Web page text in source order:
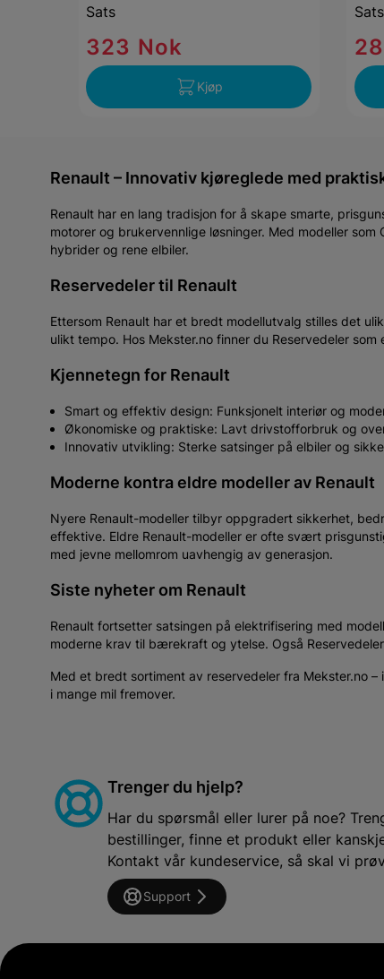
Sats
323 Nok
Kjøp
Sats
Renault – Innovativ kjøreglede med
Renault har en lang tradisjon for å skape smarte,
motorer og brukervennlige løsninger. Med modeller
hybrider og rene elbiler.
Reservedeler til Renault
Ettersom Renault har et bredt modellutvalg stilles det
ulikt tempo. Hos Mekster.no finner du Reservedeler
Kjennetegn for Renault
Smart og effektiv design: Funksjonelt interiør og
Økonomiske og praktiske: Lavt drivstofforbruk og
Innovativ utvikling: Sterke satsinger på elbiler og
Moderne kontra eldre modeller av Renault
Nyere Renault-modeller tilbyr oppgradert sikkerhet,
effektive. Eldre Renault-modeller er ofte svært
med jevne mellomrom uavhengig av generasjon.
Siste nyheter om Renault
Renault fortsetter satsingen på elektrifisering med
moderne krav til bærekraft og ytelse. Også
Med et bredt sortiment av reservedeler fra Mekster.no
i mange mil fremover.
Trenger du hjelp?
Har du spørsmål eller lurer på noe?
bestillinger, finne et produkt eller
Kontakt vår kundeservice, så skal vi
Support